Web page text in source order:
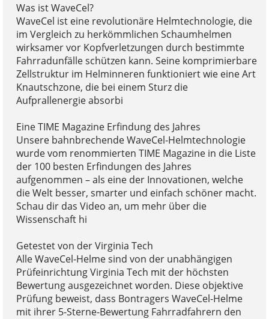
Was ist WaveCel?
WaveCel ist eine revolutionäre Helmtechnologie, die
im Vergleich zu herkömmlichen Schaumhelmen
wirksamer vor Kopfverletzungen durch bestimmte
Fahrradunfälle schützen kann. Seine komprimierbare
Zellstruktur im Helminneren funktioniert wie eine Art
Knautschzone, die bei einem Sturz die
Aufprallenergie absorbi
Eine TIME Magazine Erfindung des Jahres
Unsere bahnbrechende WaveCel-Helmtechnologie
wurde vom renommierten TIME Magazine in die Liste
der 100 besten Erfindungen des Jahres
aufgenommen – als eine der Innovationen, welche
die Welt besser, smarter und einfach schöner macht.
Schau dir das Video an, um mehr über die
Wissenschaft hi
Getestet von der Virginia Tech
Alle WaveCel-Helme sind von der unabhängigen
Prüfeinrichtung Virginia Tech mit der höchsten
Bewertung ausgezeichnet worden. Diese objektive
Prüfung beweist, dass Bontragers WaveCel-Helme
mit ihrer 5-Sterne-Bewertung Fahrradfahrern den